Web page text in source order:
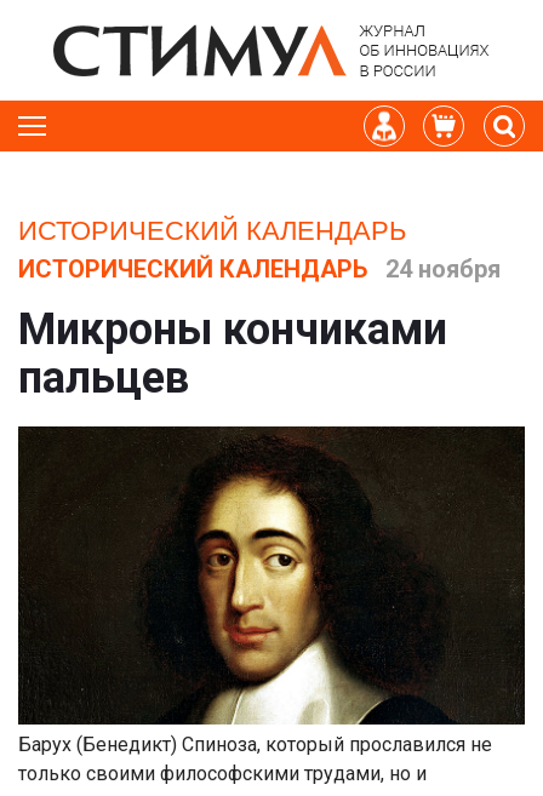
ИСТОРИЧЕСКИЙ КАЛЕНДАРЬ
ИСТОРИЧЕСКИЙ КАЛЕНДАРЬ 24 ноября
Микроны кончиками
пальцев
Барух (Бенедикт) Спиноза, который прославился не
только своими философскими трудами, но и